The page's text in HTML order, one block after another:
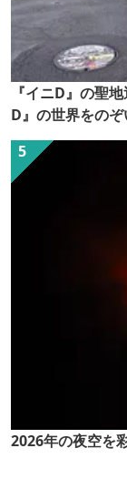
『イニD』の聖
D』の世界をの
（ぐん記者）】
2026年の夜空を